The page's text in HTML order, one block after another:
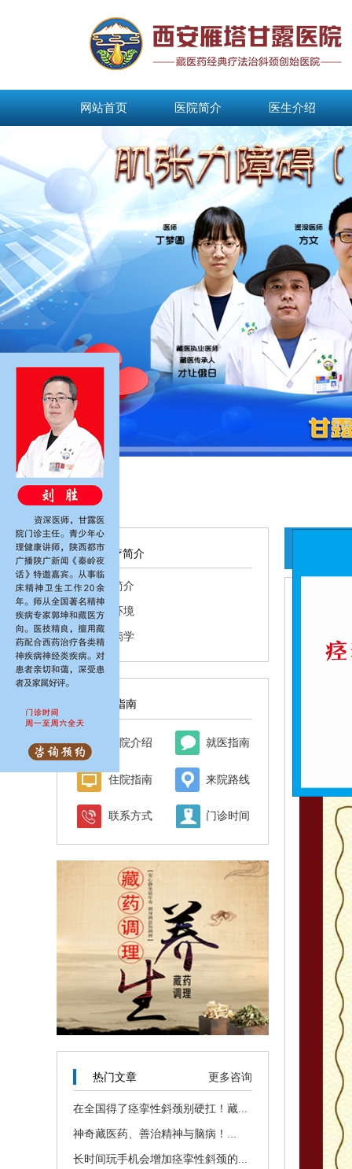
网站首页 医院简介 医生介绍
医疗简介
医院简介
医院环境
藏医病学
就医指南
医院介绍 就医指南
住院指南 来院路线
联系方式 门诊时间
热门文章 更多咨询
在全国得了痉挛性斜颈别硬扛！藏...
神奇藏医药、善治精神与脑病！...
长时间玩手机会增加痉挛性斜颈的...